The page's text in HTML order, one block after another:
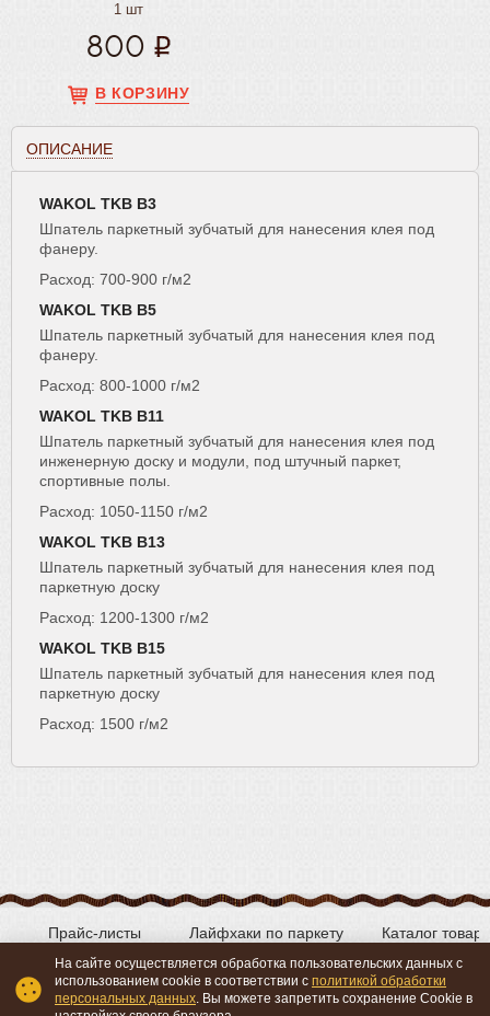
1 шт
800
В КОРЗИНУ
ОПИСАНИЕ
WAKOL TKB B3
Шпатель паркетный зубчатый для нанесения клея под
фанеру.
Расход: 700-900 г/м2
WAKOL TKB B5
Шпатель паркетный зубчатый для нанесения клея под
фанеру.
Расход: 800-1000 г/м2
WAKOL TKB B11
Шпатель паркетный зубчатый для нанесения клея под
инженерную доску и модули, под штучный паркет,
спортивные полы.
Расход: 1050-1150 г/м2
WAKOL TKB B13
Шпатель паркетный зубчатый для нанесения клея под
паркетную доску
Расход: 1200-1300 г/м2
WAKOL TKB B15
Шпатель паркетный зубчатый для нанесения клея под
паркетную доску
Расход: 1500 г/м2
Лайфхаки по паркету Каталог
Прайс-листы
На сайте осуществляется обработка пользовательских данных с
использованием cookie в соответствии с политикой обработки
персональных данных. Вы можете запретить сохранение Cookie в